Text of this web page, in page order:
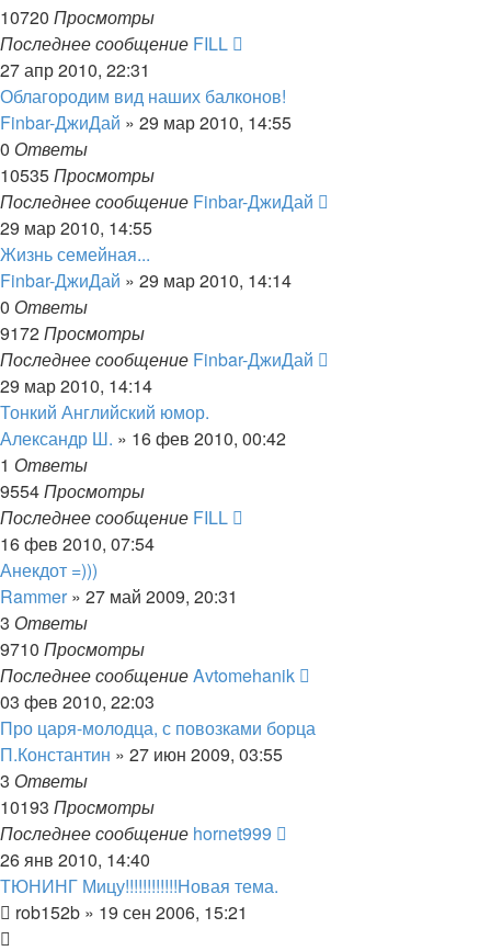
10720 Просмотры
Последнее сообщение FILL
27 апр 2010, 22:31
Облагородим вид наших балконов!
Finbar-ДжиДай » 29 мар 2010, 14:55
0 Ответы
10535Просмотры
Последнее сообщение Finbar-ДжиДай
29 мар 2010, 14:55
Жизнь семейная...
Finbar-ДжиДай » 29 мар 2010, 14:14
0 Ответы
9172Просмотры
Последнее сообщение Finbar-ДжиДай
29 мар 2010, 14:14
Тонкий Английский юмор.
Александр Ш. » 16 фев 2010, 00:42
1 Ответы
9554Просмотры
Последнее сообщение FILL
16 фев 2010, 07:54
Анекдот =)))
Rammer » 27 май 2009, 20:31
3 Ответы
9710 Просмотры
Последнее сообщениеAvtomehanik
03 фев 2010, 22:03
Про царя-молодца, с повозками борца
П.Константин » 27 июн 2009, 03:55
3 Ответы
10193 Просмотры
Последнее сообщение hornet999
26 янв 2010, 14:40
ТЮНИНГ Мицу!!!!!!!!!!!!Новая тема.
rob152b » 19 сен 2006, 15:21